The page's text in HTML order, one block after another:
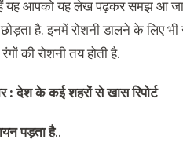
यह आपको यह लेख पढ़कर समझ आ
है. इनमें रोशनी डालने के लिए भी
की रोशनी तय होती है.
: देश के कई शहरों से खास रिपोर्ट
पड़ता है..